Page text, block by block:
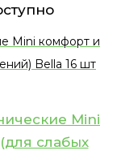
Mini комфорт и
Bella 16 шт
Mini
слабых